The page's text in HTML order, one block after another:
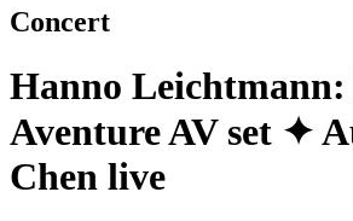
Concert
Hanno Leichtmann:
Aventure AV set ✦
Chen live